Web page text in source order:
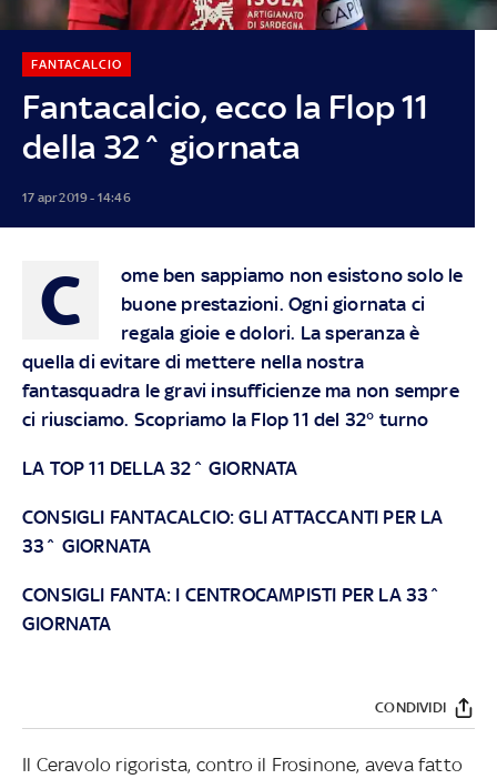
Fantacalcio, ecco la Flop 11
della 32^ giornata
FANTACALCIO
17 apr 2019 - 14:46
C
ome ben sappiamo non esistono solo le
buone prestazioni. Ogni giornata ci
regala gioie e dolori. La speranza è
quella di evitare di mettere nella nostra
fantasquadra le gravi insufficienze ma non sempre
ci riusciamo. Scopriamo la Flop 11 del 32° turno
LA TOP 11 DELLA 32^ GIORNATA
CONSIGLI FANTACALCIO: GLI ATTACCANTI PER LA
33^ GIORNATA
CONSIGLI FANTA: I CENTROCAMPISTI PER LA 33^
GIORNATA
CONDIVIDI
Il Ceravolo rigorista, contro il Frosinone, aveva fatto